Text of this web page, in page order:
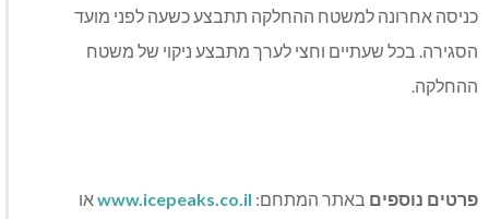
כניסה אחרונה למשטח ההחלקה תתבצע כשעה לפני מועד
הסגירה. בכל שעתיים וחצי לערך מתבצע ניקוי של משטח
ההחלקה.
פרטים נוספים באתר המתחם: www.icepeaks.co.ilאו